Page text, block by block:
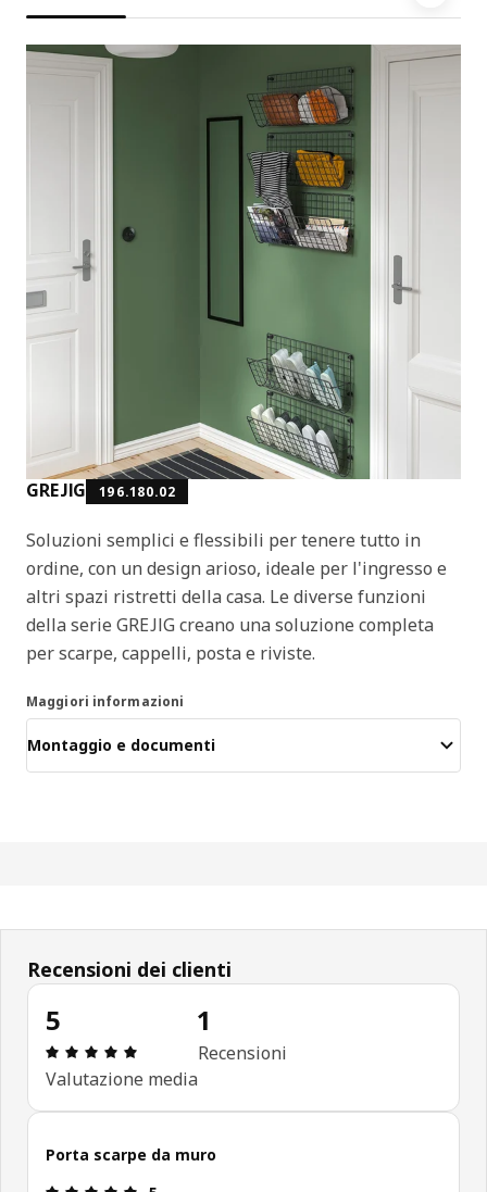
GREJIG 196.180.02
Soluzioni semplici e flessibili per tenere tutto in
ordine, con un design arioso, ideale per l'ingresso e
altri spazi ristretti della casa. Le diverse funzioni
della serie GREJIG creano una soluzione completa
per scarpe, cappelli, posta e riviste.
Maggiori informazioni
Montaggio e documenti
Recensioni dei clienti
5
Recensione: 5 di 5 stelle. Recensioni totali: 1
Valutazione media
1
Recensioni
Porta scarpe da muro